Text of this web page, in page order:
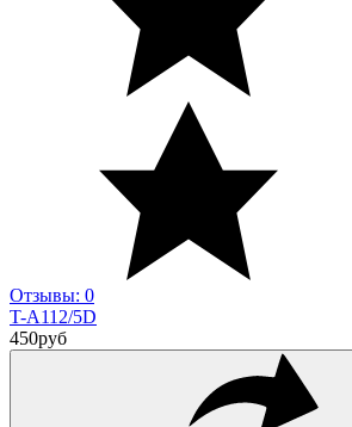
Отзывы: 0
T-A112/5D
450руб